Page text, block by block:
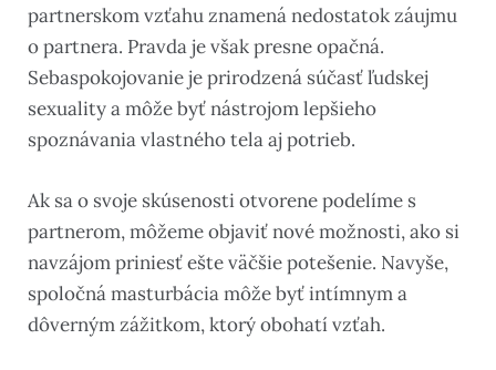
partnerskom vzťahu znamená nedostatok záujmu
o partnera. Pravda je však presne opačná.
Sebaspokojovanie je prirodzená súčasť ľudskej
sexuality a môže byť nástrojom lepšieho
spoznávania vlastného tela aj potrieb.
Ak sa o svoje skúsenosti otvorene podelíme s
partnerom, môžeme objaviť nové možnosti, ako si
navzájom priniesť ešte väčšie potešenie. Navyše,
spoločná masturbácia môže byť intímnym a
dôverným zážitkom, ktorý obohatí vzťah.